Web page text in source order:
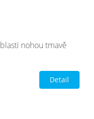
nohou tmavě
Detail